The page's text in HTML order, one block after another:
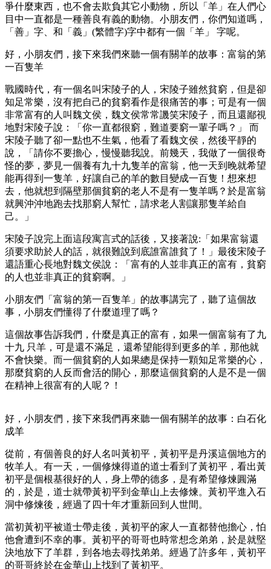
爭什麼東西，也不會去欺負其它小動物，所以「羊」在人們心
目中一直都是一種善良有義的動物。小朋友們，你們知道嗎，
「善」字、和「義」(繁體字)字中都有一個「羊」 字呢。
好，小朋友們，接下來我們來聽一個有關羊的故事：富翁的第
一百隻羊
戰國時代，有一個名叫宋陵子的人，宋陵子雖然貧窮，但是卻
知足常樂，沒有把自己的貧窮看作是很痛苦的事；可是有一個
非常富有的人叫魏文侯，魏文侯常常譏笑宋陵子，而且還鄙視
地對宋陵子說：「你一直都很窮，難道要窮一輩子嗎？」 而
宋陵子聽了卻一點也不生氣，他看了看魏文侯，然後平靜的
說，「請你不要擔心，慢慢聽我說。前幾天，我做了一個很奇
怪的夢，夢見一個養有九十九隻羊的富翁，他一天到晚就希望
能再得到一隻羊，好讓自己的羊的數目變成一百隻！想來想
去，他就想到隔壁那個貧窮的老人不是有一隻羊嗎？於是富翁
就興沖沖地跑去找那窮人幫忙，請求老人割讓那隻羊給自
己。」
宋陵子說完上面這段寓言式的話後，又接著說:「如果富翁還
須要求助於人的話，就很難說到底誰富誰貧了！」最後宋陵子
還語重心長地對魏文侯說：「富有的人並非真正的富有，貧窮
的人也並非真正的貧窮啊。」
小朋友們「富翁的第一百隻羊」的故事講完了，聽了這個故
事，小朋友們懂得了什麼道理了嗎？
這個故事告訴我們，什麼是真正的富有，如果一個富翁有了九
十九 只羊，可是還不滿足，還希望能得到更多的羊，那他就
不會快樂。而一個貧窮的人如果總是保持一顆知足常樂的心，
那麼貧窮的人反而會活的開心，那麼這個貧窮的人是不是一個
在精神上很富有的人呢？！
好，小朋友們，接下來我們再來聽一個有關羊的故事：白石化
成羊
從前，有個善良的好人名叫黃初平，黃初平是丹溪這個地方的
牧羊人。有一天，一個修煉得道的道士看到了黃初平，看出黃
初平是個根基很好的人，身上帶的德多，是有希望修煉圓滿
的，於是，道士就帶黃初平到金華山上去修煉。黃初平進入石
洞中修煉後，經過了四十年才重新回到人世間。
當初黃初平被道士帶走後，黃初平的家人一直都替他擔心，怕
他會遭到不幸的事。黃初平的哥哥也時常想念弟弟，於是就堅
決地放下了羊群，到各地去尋找弟弟。經過了許多年，黃初平
的哥哥終於在金華山上找到了黃初平。